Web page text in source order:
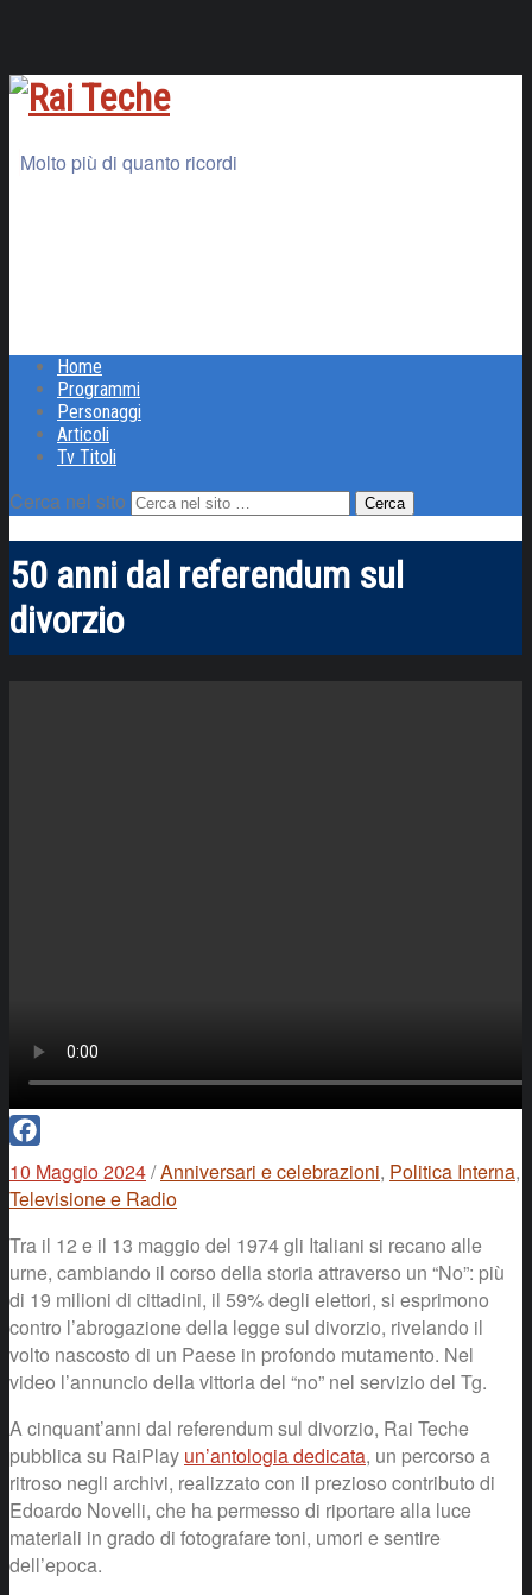
Molto più di quanto ricordi
Home
Programmi
Personaggi
Articoli
Tv Titoli
Cerca nel sito
50 anni dal referendum sul
divorzio
Facebook
10 Maggio 2024/Anniversari e celebrazioni, Politica Interna,
Televisione e Radio
Tra il 12 e il 13 maggio del 1974 gli Italiani si recano alle
urne, cambiando il corso della storia attraverso un “No”: più
di 19 milioni di cittadini, il 59% degli elettori, si esprimono
contro l’abrogazione della legge sul divorzio, rivelando il
volto nascosto di un Paese in profondo mutamento. Nel
video l’annuncio della vittoria del “no” nel servizio del Tg.
A cinquant’anni dal referendum sul divorzio, Rai Teche
pubblica su RaiPlay un’antologia dedicata, un percorso a
ritroso negli archivi, realizzato con il prezioso contributo di
Edoardo Novelli, che ha permesso di riportare alla luce
materiali in grado di fotografare toni, umori e sentire
dell’epoca.